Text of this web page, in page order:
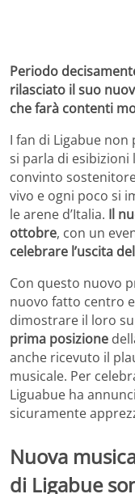
Periodo
rilasciato il suo
che farà contenti
I fan di Ligabue
si parla di esibizioni
convinto
vivo e ogni poco si
le arene d’Italia. Il
ottobre, con un
celebrare l’uscita
Con questo nuovo
nuovo fatto centro
dimostrare il loro
prima posizione
anche ricevuto il
musicale. Per
Liguabue ha
sicuramente
Nuova
di Ligabue